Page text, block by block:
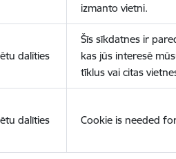
izmanto vietni.
dalīties
Šīs sīkdatnes ir
kas jūs interesē
tīklus vai citas
dalīties
Cookie is needed